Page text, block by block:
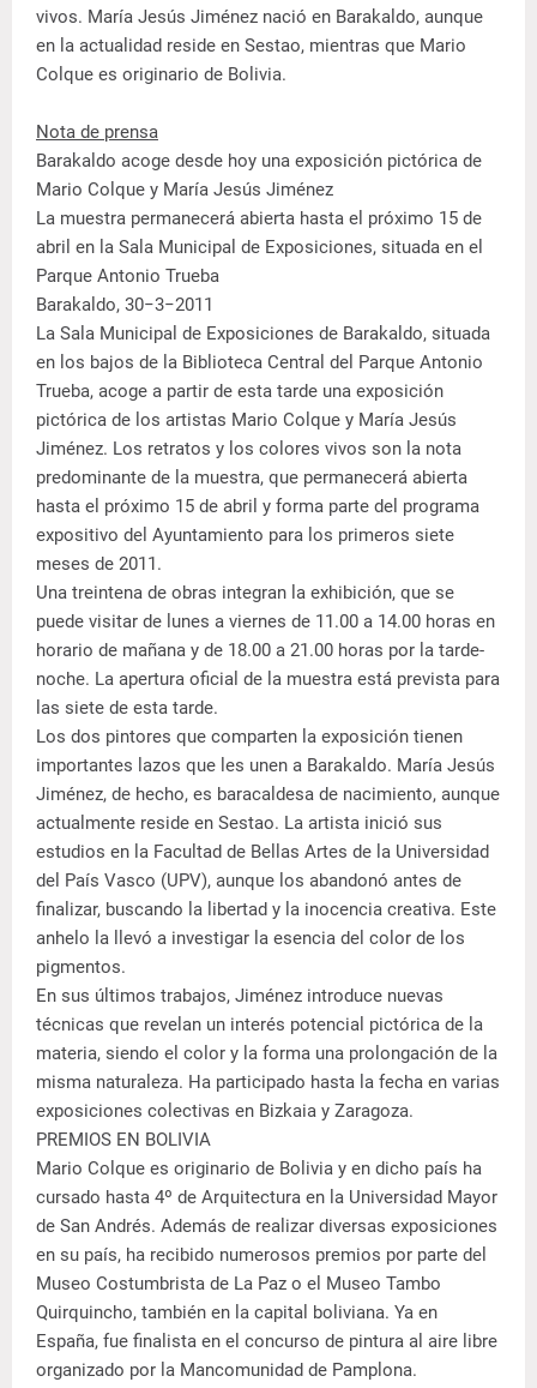
vivos. María Jesús Jiménez nació en Barakaldo, aunque
en la actualidad reside en Sestao, mientras que Mario
Colque es originario de Bolivia.
Nota de prensa
Barakaldo acoge desde hoy una exposición pictórica de
Mario Colque y María Jesús Jiménez
La muestra permanecerá abierta hasta el próximo 15 de
abril en la Sala Municipal de Exposiciones, situada en el
Parque Antonio Trueba
Barakaldo, 30−3−2011
La Sala Municipal de Exposiciones de Barakaldo, situada
en los bajos de la Biblioteca Central del Parque Antonio
Trueba, acoge a partir de esta tarde una exposición
pictórica de los artistas Mario Colque y María Jesús
Jiménez. Los retratos y los colores vivos son la nota
predominante de la muestra, que permanecerá abierta
hasta el próximo 15 de abril y forma parte del programa
expositivo del Ayuntamiento para los primeros siete
meses de 2011.
Una treintena de obras integran la exhibición, que se
puede visitar de lunes a viernes de 11.00 a 14.00 horas en
horario de mañana y de 18.00 a 21.00 horas por la tarde-
noche. La apertura oficial de la muestra está prevista para
las siete de esta tarde.
Los dos pintores que comparten la exposición tienen
importantes lazos que les unen a Barakaldo. María Jesús
Jiménez, de hecho, es baracaldesa de nacimiento, aunque
actualmente reside en Sestao. La artista inició sus
estudios en la Facultad de Bellas Artes de la Universidad
del País Vasco (UPV), aunque los abandonó antes de
finalizar, buscando la libertad y la inocencia creativa. Este
anhelo la llevó a investigar la esencia del color de los
pigmentos.
En sus últimos trabajos, Jiménez introduce nuevas
técnicas que revelan un interés potencial pictórica de la
materia, siendo el color y la forma una prolongación de la
misma naturaleza. Ha participado hasta la fecha en varias
exposiciones colectivas en Bizkaia y Zaragoza.
PREMIOS EN BOLIVIA
Mario Colque es originario de Bolivia y en dicho país ha
cursado hasta 4º de Arquitectura en la Universidad Mayor
de San Andrés. Además de realizar diversas exposiciones
en su país, ha recibido numerosos premios por parte del
Museo Costumbrista de La Paz o el Museo Tambo
Quirquincho, también en la capital boliviana. Ya en
España, fue finalista en el concurso de pintura al aire libre
organizado por la Mancomunidad de Pamplona.